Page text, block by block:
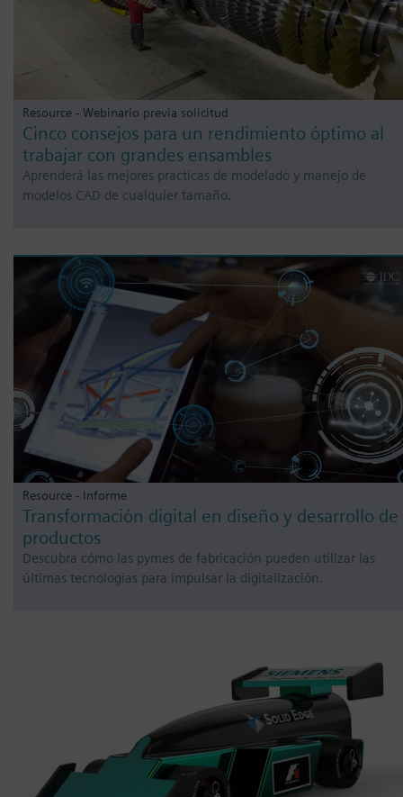
Resource - Webinario previa solicitud
Cinco consejos para un rendimiento óptimo al
trabajar con grandes ensambles
Aprenderá las mejores practicas de modelado y manejo de
modelos CAD de cualquier tamaño.
Resource - Informe
Transformación digital en diseño y desarrollo de
productos
Descubra cómo las pymes de fabricación pueden utilizar las
últimas tecnologías para impulsar la digitalización.